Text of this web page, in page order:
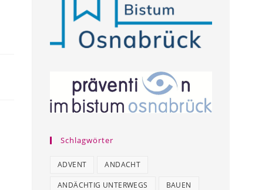
Schlagwörter
ADVENT ANDACHT
ANDÄCHTIG UNTERWEGS BAUEN